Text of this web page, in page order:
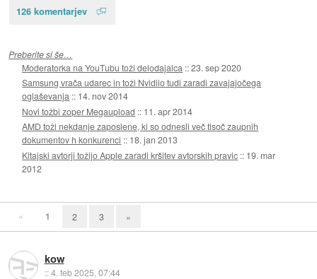
126 komentarjev
Preberite si še…
Moderatorka na YouTubu toži delodajalca ::23. sep 2020
Samsung vrača udarec in toži Nvidiio tudi zaradi zavajajočega
oglaševanja :: 14. nov 2014
Novi tožbi zoper Megaupload :: 11. apr 2014
AMD toži nekdanje zaposlene, ki so odnesli več tisoč zaupnih
dokumentov h konkurenci :: 18. jan 2013
Kitajski avtorji tožijo Apple zaradi kršitev avtorskih pravic :: 19. mar
2012
« 1 2 3 »
kow
::4. feb 2025, 07:44